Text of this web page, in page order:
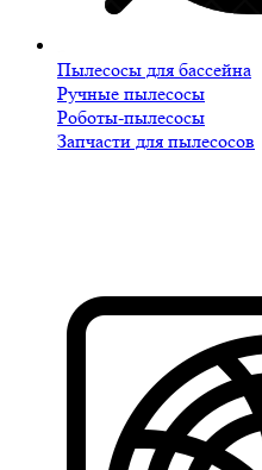
Пылесосы для бассейна
Ручные пылесосы
Роботы-пылесосы
Запчасти для пылесосов